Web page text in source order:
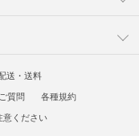
送・送料
質問
各種規約
意ください